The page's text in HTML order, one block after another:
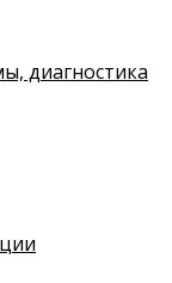
диагностика